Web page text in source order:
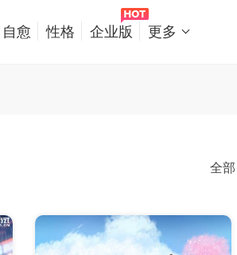
自愈 性格 企业版 更多
全部